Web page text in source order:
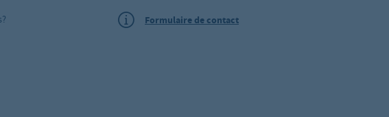
Formulaire de contact